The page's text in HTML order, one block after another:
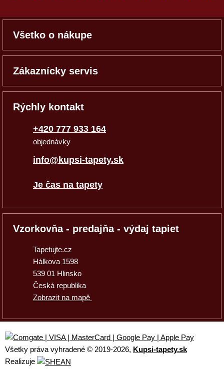
Všetko o nákupe
Zákaznícky servis
Rýchly kontakt
+420 777 933 164
objednávky
info@kupsi-tapety.sk
Je čas na tapety
Vzorkovňa - predajňa - výdaj tapiet
Tapetujte.cz
Hálkova 1598
539 01 Hlinsko
Česká republika
Zobrazit na mapě
Všetky práva vyhradené © 2019-2026, Kupsi-tapety.sk
Realizuje